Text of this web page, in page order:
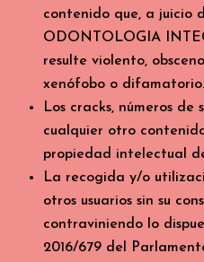
contenido que, a juicio
ODONTOLOGIA
resulte violento,
xenófobo o difamatorio.
Los cracks, números
cualquier otro
propiedad intelectual
La recogida y/o
otros usuarios sin su
contraviniendo lo
2016/679 del